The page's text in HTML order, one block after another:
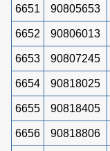
6651 90805653
6652 90806013
6653 90807245
6654 90818025
6655 90818405
6656 90818806